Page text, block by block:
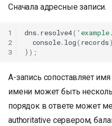
Сначала адресные записи.
1
2
3
dns. resolve4(
console. log( records
});
A-запись сопоставляет
имени может быть
порядок в ответе может
authoritative сервером,